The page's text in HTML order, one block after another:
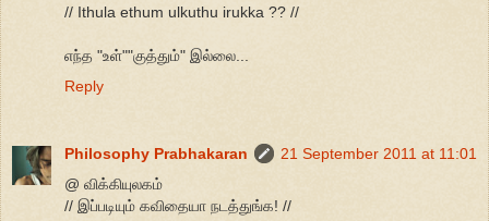
// Ithula ethum ulkuthu irukka ?? //
எந்த "உள்""குத்தும்" இல்லை...
Reply
Philosophy Prabhakaran
21 September 2011 at 11:01
@ விக்கியுலகம்
// இப்படியும் கவிதையா நடத்துங்க! //